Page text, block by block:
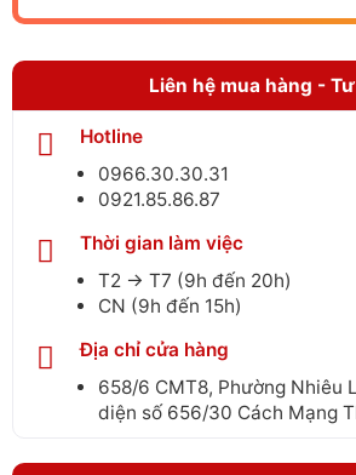
Liên hệ mua hàng -
Hotline
0966.30.30.31
0921.85.86.87
Thời gian làm việc
T2 → T7 (9h đến 20h)
CN (9h đến 15h)
Địa chỉ cửa hàng
658/6 CMT8, Phường Nhiêu
diện số 656/30 Cách Mạng